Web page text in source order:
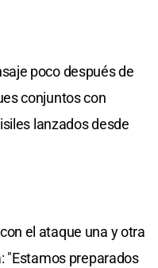
poco después de
conjuntos con
lanzados desde
el ataque una y otra
"Estamos preparados